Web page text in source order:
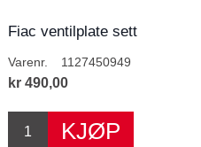
Fiac ventilplate sett
Varenr. 1127450949
kr 490,00